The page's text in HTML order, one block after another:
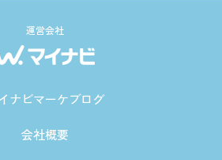
運営会社
ナビマーケブログ
会社概要